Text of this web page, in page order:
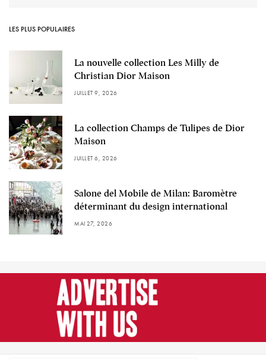
LES PLUS POPULAIRES
La nouvelle collection Les Milly de
Christian Dior Maison
JUILLET 9, 2026
La collection Champs de Tulipes de Dior
Maison
JUILLET 6, 2026
Salone del Mobile de Milan: Baromètre
déterminant du design international
MAI 27, 2026